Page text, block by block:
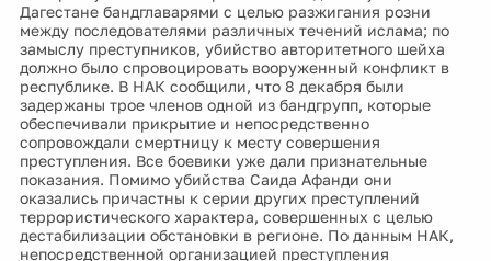
Дагестане бандглаварями с целью разжигания розни
между последователями различных течений ислама; по
замыслу преступников, убийство авторитетного шейха
должно было спровоцировать вооруженный конфликт в
республике. В НАК сообщили, что 8 декабря были
задержаны трое членов одной из бандгрупп, которые
обеспечивали прикрытие и непосредственно
сопровождали смертницу к месту совершения
преступления. Все боевики уже дали признательные
показания. Помимо убийства Саида Афанди они
оказались причастны к серии других преступлений
террористического характера, совершенных с целью
дестабилизации обстановки в регионе. По данным НАК,
непосредственной организацией преступления